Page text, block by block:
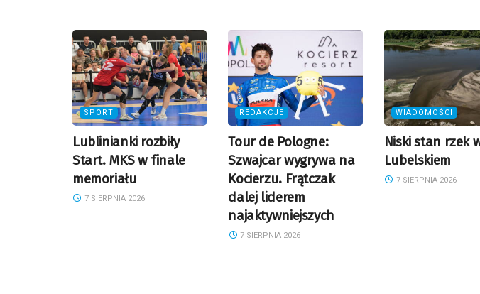
SPORT
Lublinianki rozbiły
Start. MKS w finale
memoriału
7 SIERPNIA 2026
REDAKCJE
Tour de Pologne:
Szwajcar wygrywa na
Kocierzu. Frątczak
dalej liderem
najaktywniejszych
7 SIERPNIA 2026
WIADOMOŚCI
Niski stan rzek
Lubelskiem
7 SIERPNIA 2026